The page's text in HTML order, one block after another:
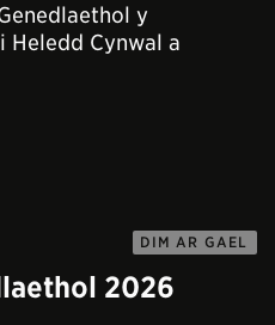
y
Heledd Cynwal a
DIM AR GAEL
2026